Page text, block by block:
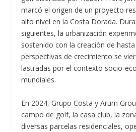
marcó el origen de un proyecto
alto nivel en la Costa Dorada.
siguientes, la urbanización
sostenido con la creación de
perspectivas de crecimiento se
lastradas por el contexto socio-
mundiales.
En 2024, Grupo Costa y Arum
campo de golf, la casa club, la
diversas parcelas residenciales,